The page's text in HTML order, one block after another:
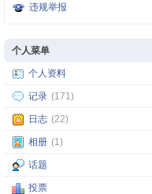
违规举报
个人菜单
个人资料
记录 (171)
日志 (22)
相册 (1)
话题
投票